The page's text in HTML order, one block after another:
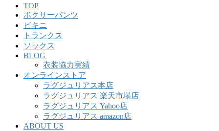
TOP
ボクサーパンツ
ビキニ
トランクス
ソックス
BLOG
衣装協力実績
オンラインストア
ラグジュリアス本店
ラグジュリアス 楽天市場店
ラグジュリアス Yahoo店
ラグジュリアス amazon店
ABOUT US